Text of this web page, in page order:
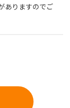
ありますのでご